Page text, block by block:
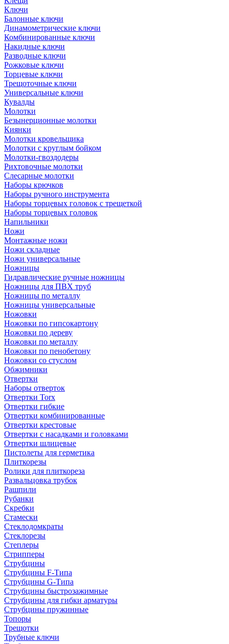
Ключи
Балонные ключи
Динамометрические ключи
Комбинированные ключи
Накидные ключи
Разводные ключи
Рожковые ключи
Торцевые ключи
Трещоточные ключи
Универсальные ключи
Кувалды
Молотки
Безынерционные молотки
Киянки
Молотки кровельщика
Молотки с круглым бойком
Молотки-гвоздодеры
Рихтовочные молотки
Слесарные молотки
Наборы крючков
Наборы ручного инструмента
Наборы торцевых головок с трещеткой
Наборы торцевых головок
Напильники
Ножи
Монтажные ножи
Ножи складные
Ножи универсальные
Ножницы
Гидравлические ручные ножницы
Ножницы для ПВХ труб
Ножницы по металлу
Ножницы универсальные
Ножовки
Ножовки по гипсокартону
Ножовки по дереву
Ножовки по металлу
Ножовки по пенобетону
Ножовки со стуслом
Обжимники
Отвертки
Наборы отверток
Отвертки Torx
Отвертки гибкие
Отвертки комбинированные
Отвертки крестовые
Отвертки с насадками и головками
Отвертки шлицевые
Пистолеты для герметика
Плиткорезы
Ролики для плиткореза
Развальцовка трубок
Рашпили
Рубанки
Скребки
Стамески
Стеклодомкраты
Стеклорезы
Степлеры
Стрипперы
Струбцины
Струбцины F-Типа
Струбцины G-Типа
Струбцины быстрозажимные
Струбцины для гибки арматуры
Струбцины пружинные
Топоры
Трещотки
Трубные ключи